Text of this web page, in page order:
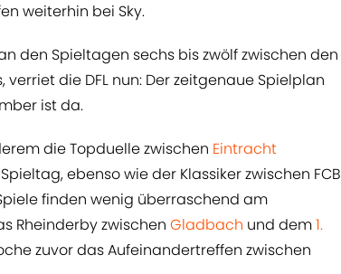
weiterhin bei Sky.
den Spieltagen sechs bis zwölf zwischen den
die DFL nun: Der zeitgenaue Spielplan
ist da.
die Topduelle zwischen Eintracht
ebenso wie der Klassiker zwischen FCB
finden wenig überraschend am
Rheinderby zwischen Gladbach und dem1.
zuvor das Aufeinandertreffen zwischen